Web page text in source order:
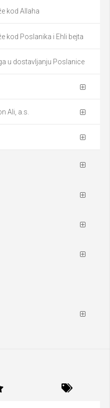
kod Allaha
kod Poslanika i Ehli bejta
u dostavljanju Poslanice
Ali, a.s.